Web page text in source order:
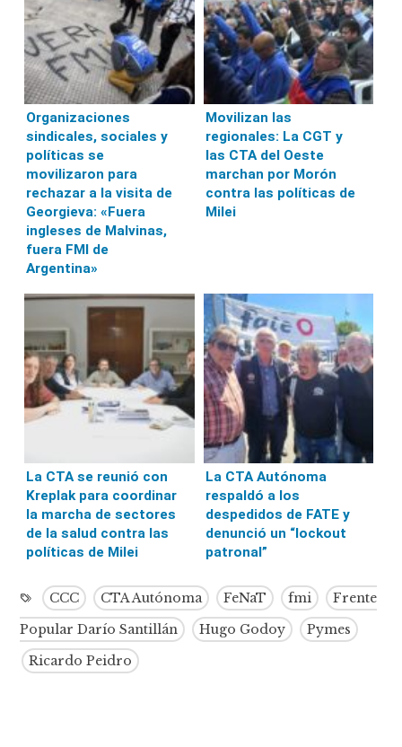
Organizaciones
sindicales, sociales y
políticas se
movilizaron para
rechazar a la visita de
Georgieva: «Fuera
ingleses de Malvinas,
fuera FMI de
Argentina»
Movilizan las
regionales: La CGT y
las CTA del Oeste
marchan por Morón
contra las políticas de
Milei
La CTA se reunió con
Kreplak para coordinar
la marcha de sectores
de la salud contra las
políticas de Milei
La CTA Autónoma
respaldó a los
despedidos de FATE y
denunció un “lockout
patronal”
CCC CTA Autónoma FeNaT fmi
Frente
Popular Darío Santillán
Hugo Godoy
Pymes
Ricardo Peidro